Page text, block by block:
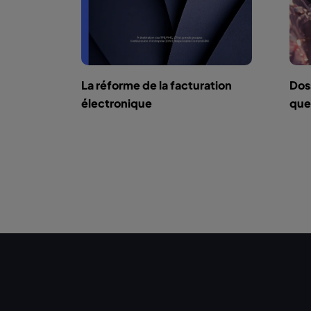
La réforme de la facturation
électronique